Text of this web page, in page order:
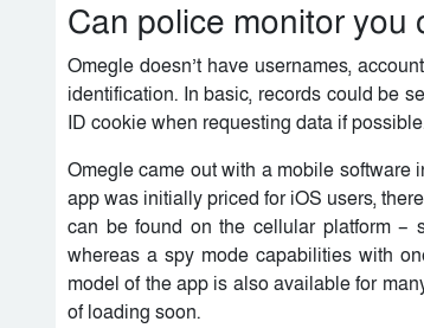
Can police monitor you
Omegle doesn’t have usernames,
identification. In basic, records could be
ID cookie when requesting data if
Omegle came out with a mobile software
app was initially priced for iOS users,
can be found on the cellular platform –
whereas a spy mode capabilities with
model of the app is also available for
of loading soon.